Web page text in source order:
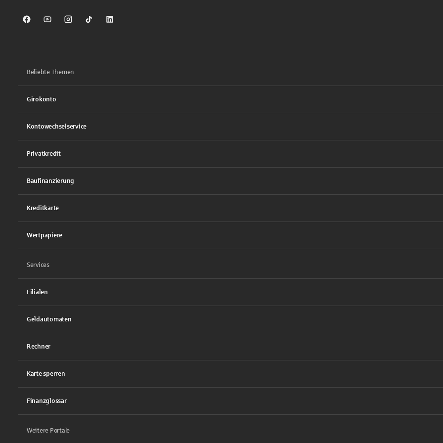
Sparkasse auf Facebook
Sparkasse auf Youtube
Sparkasse auf Instagram
Sparkasse auf TikTok
Sparkasse auf LinkedIn
Beliebte Themen
Girokonto
Kontowechselservice
Privatkredit
Baufinanzierung
Kreditkarte
Wertpapiere
Services
Filialen
Geldautomaten
Rechner
Karte sperren
Finanzglossar
Weitere Portale